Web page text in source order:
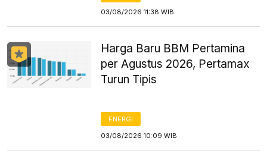
03/08/2026 11:38 WIB
Harga Baru BBM Pertamina
per Agustus 2026, Pertamax
Turun Tipis
ENERGI
03/08/2026 10:09 WIB